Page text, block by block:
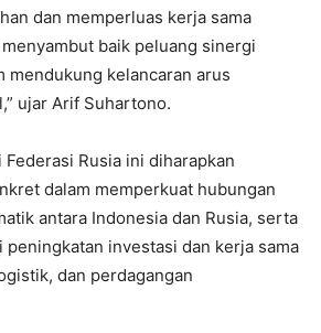
dan memperluas kerja sama
baik peluang sinergi
mendukung kelancaran arus
ujar Arif Suhartono.
Rusia ini diharapkan
dalam memperkuat hubungan
antara Indonesia dan Rusia, serta
peningkatan investasi dan kerja sama
dan perdagangan